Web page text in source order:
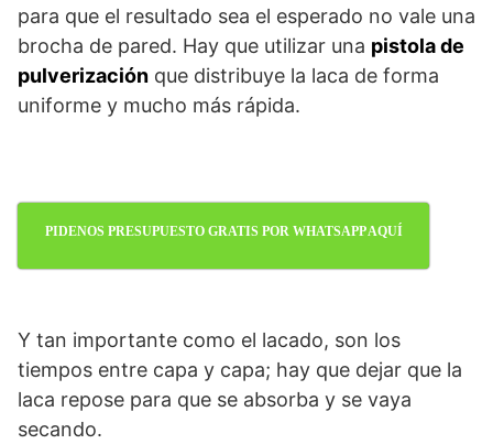
para que el resultado sea el esperado no vale una
brocha de pared. Hay que utilizar una pistola de
pulverización que distribuye la laca de forma
uniforme y mucho más rápida.
PIDENOS PRESUPUESTO GRATIS POR WHATSAPP AQUÍ
Y tan importante como el lacado, son los
tiempos entre capa y capa; hay que dejar que la
laca repose para que se absorba y se vaya
secando.